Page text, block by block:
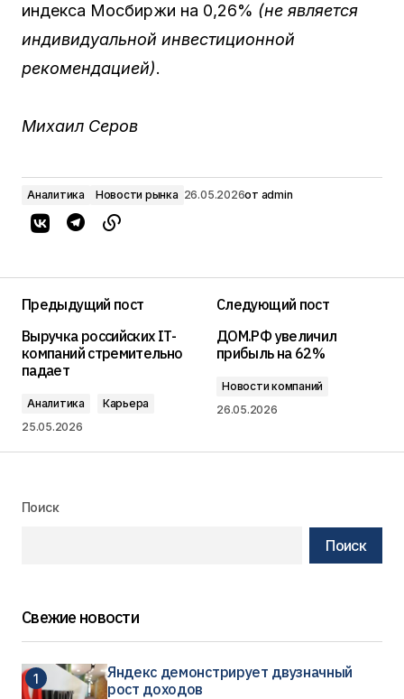
индекса Мосбиржи на 0,26% (не является
индивидуальной инвестиционной
рекомендацией).
Михаил Серов
Аналитика Новости рынка 26.05.2026от admin
Предыдущий пост
Выручка российских IT-
компаний стремительно
падает
Аналитика
Карьера
25.05.2026
Следующий пост
ДОМ.РФ увеличил
прибыль на 62%
Новости компаний
26.05.2026
Поиск
Поиск
Свежие новости
Яндекс демонстрирует двузначный
рост доходов